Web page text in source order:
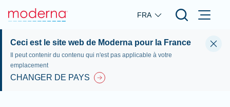
Skip to main content
FRA
Ceci est le site web de Moderna pour la France
Il peut contenir du contenu qui n'est pas applicable à votre
emplacement
CHANGER DE PAYS